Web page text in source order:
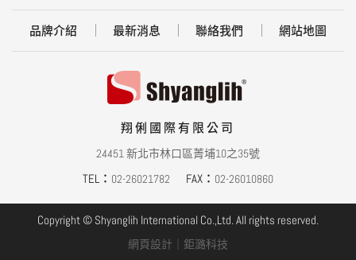
品牌介紹 最新消息 聯絡我們 網站地圖
翔俐國際有限公司
24451 新北市林口區菁埔10之35號
TEL： 02-26021782 FAX： 02-26010860
Copyright © Shyanglih International Co.,Ltd. All rights reserved.
網頁設計 ｜鉅潞科技